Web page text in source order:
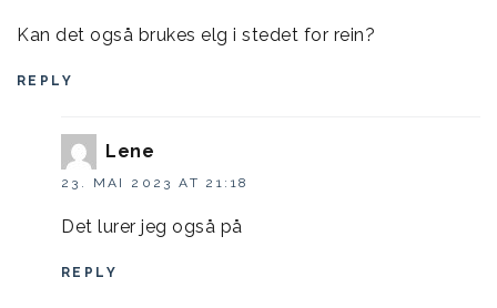
Kan det også brukes elg i stedet for rein?
REPLY
Lene
23. MAI 2023 AT 21:18
Det lurer jeg også på
REPLY